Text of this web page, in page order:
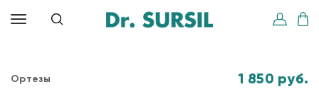
Ортезы 1 850 руб.